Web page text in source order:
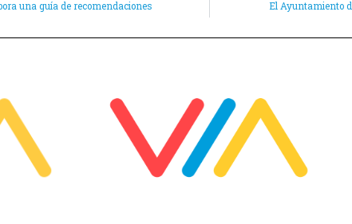
una guía de recomendaciones El Ayuntamiento